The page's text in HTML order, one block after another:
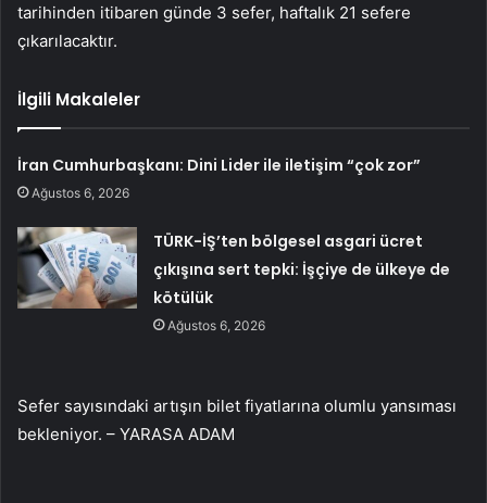
tarihinden itibaren günde 3 sefer, haftalık 21 sefere
çıkarılacaktır.
İlgili Makaleler
İran Cumhurbaşkanı: Dini Lider ile iletişim “çok zor”
Ağustos 6, 2026
TÜRK-İŞ’ten bölgesel asgari ücret
çıkışına sert tepki: İşçiye de ülkeye de
kötülük
Ağustos 6, 2026
Sefer sayısındaki artışın bilet fiyatlarına olumlu yansıması
bekleniyor. – YARASA ADAM